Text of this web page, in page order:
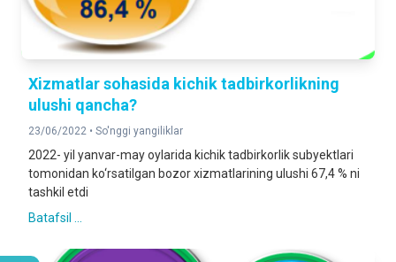
Xizmatlar sohasida kichik tadbirkorlikning
ulushi qancha?
23/06/2022 • So'nggi yangiliklar
2022- yil yanvar-may oylarida kichik tadbirkorlik subyektlari
tomonidan ko‘rsatilgan bozor xizmatlarining ulushi 67,4 % ni
tashkil etdi
Batafsil ...